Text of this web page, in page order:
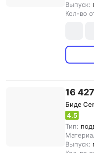
Выпуск:
Кол-во
16
Биде
4.5
Тип:
Выпуск: